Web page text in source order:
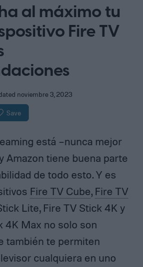
al máximo tu
Fire TV
noviembre 3, 2023
Save
está –nunca mejor
Amazon tiene buena parte
de todo esto. Y es
Fire TV Cube, Fire TV
Lite, Fire TV Stick 4K y
4K Max no solo son
también te permiten
cualquiera en uno